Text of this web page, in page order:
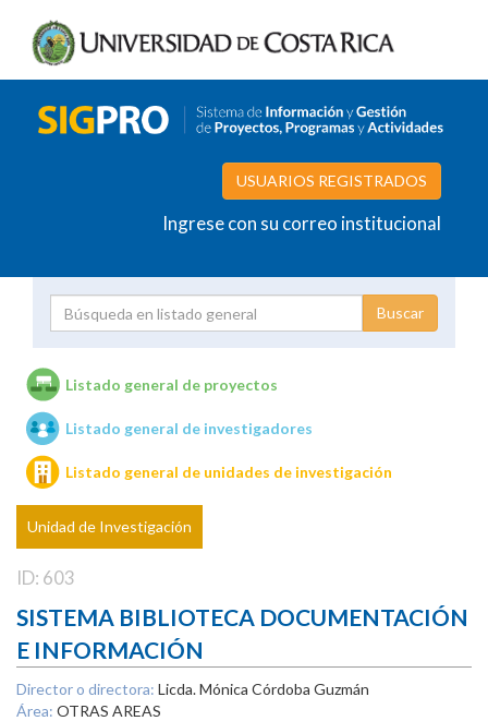
USUARIOS REGISTRADOS
Ingrese con su correo institucional
Unidades de investigación
Listado general de proyectos
Listado general de investigadores
Listado general de unidades de investigación
Unidad de Investigación
ID: 603
SISTEMA BIBLIOTECA DOCUMENTACIÓN
E INFORMACIÓN
Director o directora: Licda. Mónica Córdoba Guzmán
Área: OTRAS AREAS